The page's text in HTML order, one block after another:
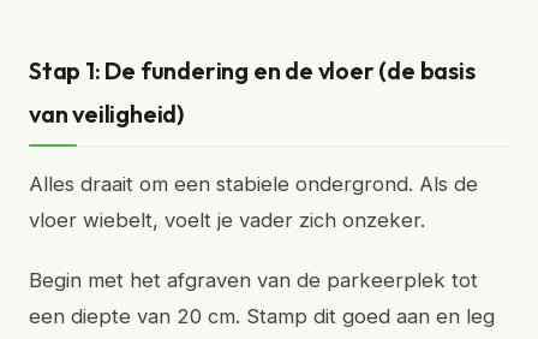
Stap 1: De fundering en de vloer (de basis
van veiligheid)
Alles draait om een stabiele ondergrond. Als de
vloer wiebelt, voelt je vader zich onzeker.
Begin met het afgraven van de parkeerplek tot
een diepte van 20 cm. Stamp dit goed aan en leg